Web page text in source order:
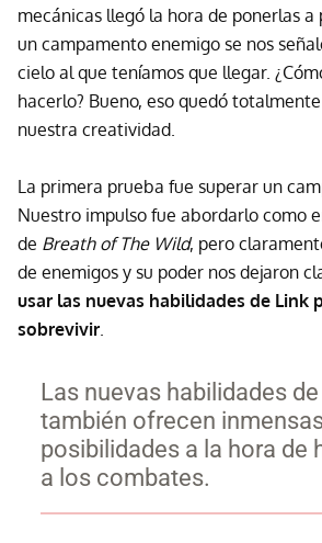
mecánicas llegó la hora de ponerlas a
un campamento enemigo se nos
cielo al que teníamos que llegar.
hacerlo? Bueno, eso quedó
nuestra creatividad.
La primera prueba fue superar un
Nuestro impulso fue abordarlo como
de Breath of The Wild, pero
de enemigos y su poder nos dejaron
usar las nuevas habilidades de Link
sobrevivir.
Las nuevas habilidades
también ofrecen
posibilidades a la hora de
a los combates.